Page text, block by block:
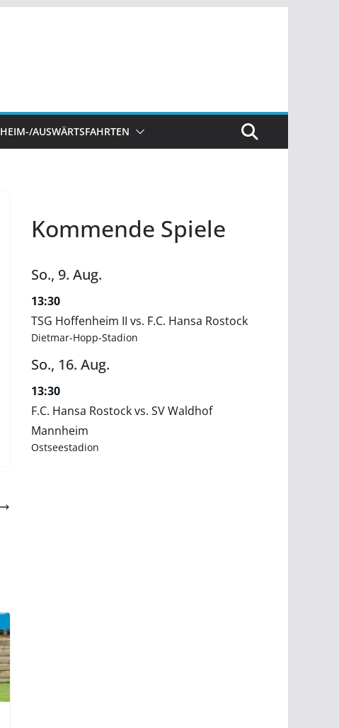
HEIM-/AUSWÄRTSFAHRTEN
Kommende Spiele
So., 9. Aug.
13:30
TSG Hoffenheim II vs. F.C. Hansa Rostock
Dietmar-Hopp-Stadion
So., 16. Aug.
13:30
F.C. Hansa Rostock vs. SV Waldhof
Mannheim
Ostseestadion